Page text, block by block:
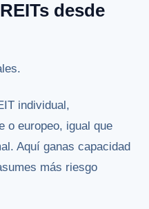
desde
individual,
o europeo, igual que
Aquí ganas capacidad
más riesgo